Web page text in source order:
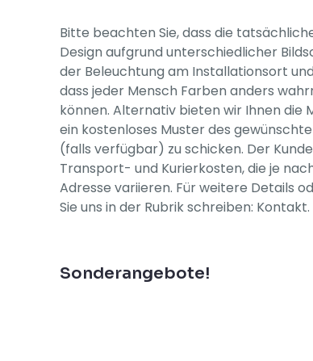
Bitte beachten Sie, dass die
Design aufgrund unterschiedlicher
der Beleuchtung am Installationsort
dass jeder Mensch Farben anders
können. Alternativ bieten wir Ihnen die
ein kostenloses Muster des
(falls verfügbar) zu schicken. Der
Transport- und Kurierkosten, die je
Adresse variieren. Für weitere Details
Sie uns in der Rubrik schreiben: Kontakt.
Sonderangebote!